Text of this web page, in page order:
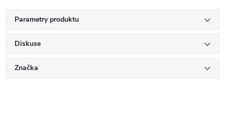
Parametry produktu
Diskuse
Značka